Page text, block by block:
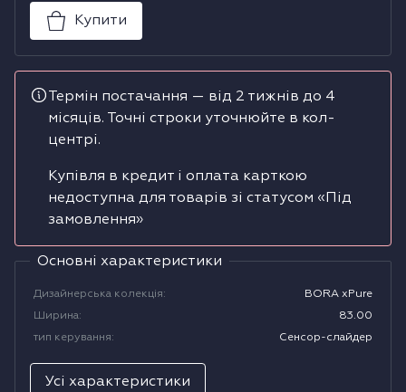
Водонагрівачі
Купити
Термін постачання — від 2 тижнів до 4
місяців. Точні строки уточнюйте в кол-
центрі.
Купівля в кредит і оплата карткою
недоступна для товарів зі статусом «Під
замовлення»
Основні характеристики
Дизайнерська колекція:
BORA xPure
Ширина:
83.00
тип керування: Сенсор-слайдер
Усі характеристики